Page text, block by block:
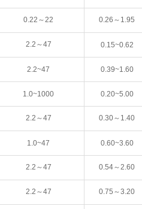
0.22～22 0.26～1.95
2.2～47 0.15~0.62
2.2~47 0.39~1.60
1.0~1000 0.20~5.00
2.2～47 0.30～1.40
1.0~47 0.60~3.60
2.2～47 0.54～2.60
2.2～47 0.75～3.20